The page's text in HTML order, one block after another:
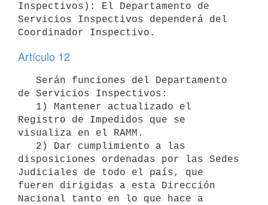
Inspectivos): El Departamento de
Servicios Inspectivos dependerá del
Artículo 12
de Servicios Inspectivos:
Registro de Impedidos que se
visualiza en el RAMM.
disposiciones ordenadas por las Sedes
Judiciales de todo el país, que
fueren dirigidas a esta Dirección
Nacional tanto en lo que hace a